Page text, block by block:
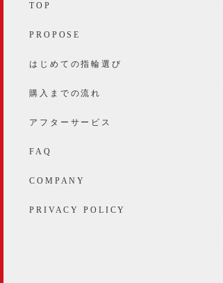
TOP
PROPOSE
はじめての指輪選び
購入までの流れ
アフターサービス
FAQ
COMPANY
PRIVACY POLICY